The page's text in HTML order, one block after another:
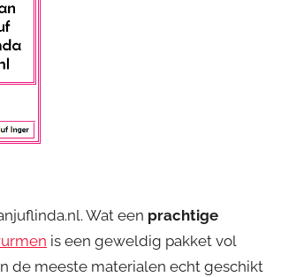
Wat een prachtige
is een geweldig pakket vol
de meeste materialen echt geschikt